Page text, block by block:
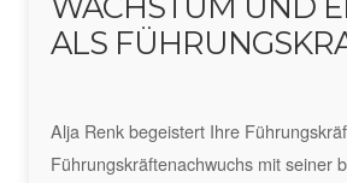
ALS
Alja Renk begeistert Ihre
Führungskräftenachwuchs mit seiner